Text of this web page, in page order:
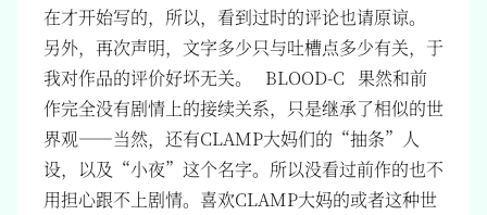
在才开始写的，所以，看到过时的评论也请原谅。
另外，再次声明，文字多少只与吐槽点多少有关，于
我对作品的评价好坏无关。 BLOOD-C 果然和前
作完全没有剧情上的接续关系，只是继承了相似的世
界观——当然，还有CLAMP大妈们的“抽条”人
设，以及“小夜”这个名字。所以没看过前作的也不
用担心跟不上剧情。喜欢CLAMP大妈的或者这种世